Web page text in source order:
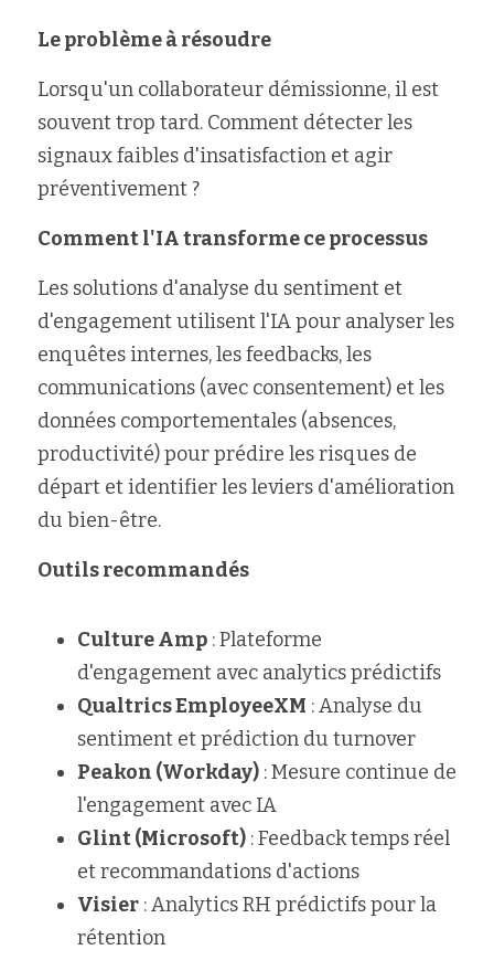
Le problème à résoudre
Lorsqu'un collaborateur démissionne, il est
souvent trop tard. Comment détecter les
signaux faibles d'insatisfaction et agir
préventivement ?
Comment l'IA transforme ce processus
Les solutions d'analyse du sentiment et
d'engagement utilisent l'IA pour analyser les
enquêtes internes, les feedbacks, les
communications (avec consentement) et les
données comportementales (absences,
productivité) pour prédire les risques de
départ et identifier les leviers d'amélioration
du bien-être.
Outils recommandés
Culture Amp : Plateforme
d'engagement avec analytics prédictifs
Qualtrics EmployeeXM : Analyse du
sentiment et prédiction du turnover
Peakon (Workday) : Mesure continue de
l'engagement avec IA
Glint (Microsoft) : Feedback temps réel
et recommandations d'actions
Visier : Analytics RH prédictifs pour la
rétention